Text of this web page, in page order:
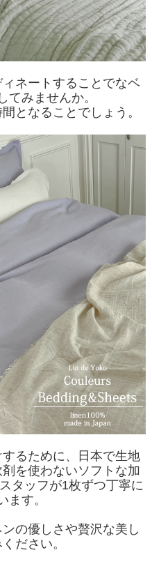
ネートすることでなベ
てみませんか。
となることでしょう。
るために、日本で生地
を使わないソフトな加
タッフが1枚ずつ丁寧に
ます。
の優しさや贅沢な美し
ださい。